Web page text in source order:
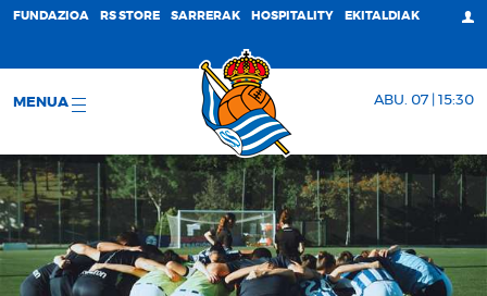
FUNDAZIOA RS STORE SARRERAK HOSPITALITY EKITALDIAK
MENUA ABU. 07 | 15:30